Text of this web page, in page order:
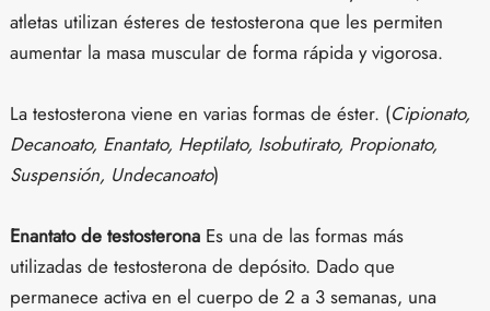
atletas utilizan ésteres de testosterona que les permiten
aumentar la masa muscular de forma rápida y vigorosa.
La testosterona viene en varias formas de éster. (Cipionato,
Decanoato, Enantato, Heptilato, Isobutirato, Propionato,
Suspensión, Undecanoato)
Enantato de testosterona Es una de las formas más
utilizadas de testosterona de depósito. Dado que
permanece activa en el cuerpo de 2 a 3 semanas, una